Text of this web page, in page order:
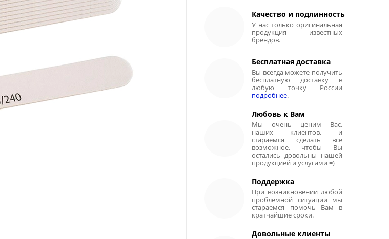
Качество и подлинность
У нас только оригинальная
продукция известных
брендов.
Бесплатная доставка
Вы всегда можете получить
бесплатную доставку в
любую точку России
подробнее.
Любовь к Вам
Мы очень ценим Вас,
наших клиентов, и
стараемся сделать все
возможное, чтобы Вы
остались довольны нашей
продукцией и услугами =)
Поддержка
При возникновении любой
проблемной ситуации мы
стараемся помочь Вам в
кратчайшие сроки.
Довольные клиенты